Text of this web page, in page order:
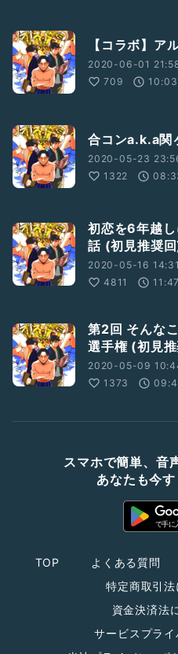
【コラボ】ア
2020-06-01
709
10:03
合コンa.k.a関
2020-05-23
1322
初恋を6年越
話 (初見推奨
2020-05-16
4811
11:47
第2回 そんな
選手権 (初見
2020-05-09
1373
スマホで簡単、音
あなたも今
TOP よくある質問
特定商取引
資金決済法
サービスプラ